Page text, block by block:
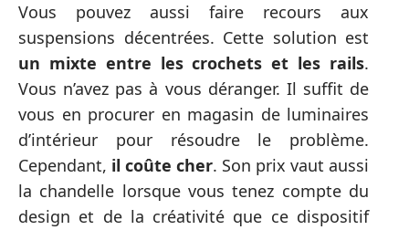
Vous pouvez aussi faire recours aux
suspensions décentrées. Cette solution est
un mixte entre les crochets et les rails.
Vous n’avez pas à vous déranger. Il suffit de
vous en procurer en magasin de luminaires
d’intérieur pour résoudre le problème.
Cependant, il coûte cher. Son prix vaut aussi
la chandelle lorsque vous tenez compte du
design et de la créativité que ce dispositif